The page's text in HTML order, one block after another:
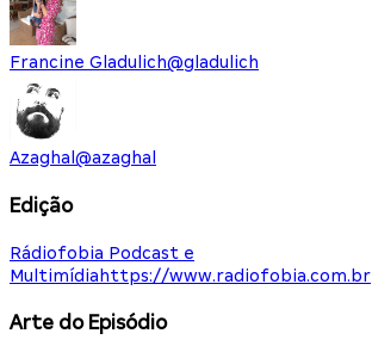
Francine Gladulich@gladulich
Azaghal @azaghal
Edição
Rádiofobia Podcast e
Multimídia https://www.radiofobia.com.br
Arte do Episódio